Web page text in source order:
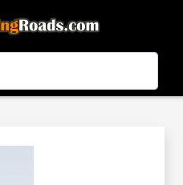
- In Google Play